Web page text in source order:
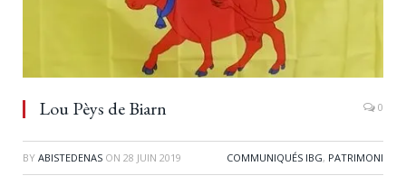
Lou Pèys de Biarn 0
BY ABISTEDENAS ON 28 JUIN 2019 COMMUNIQUÉS IBG, PATRIMONI